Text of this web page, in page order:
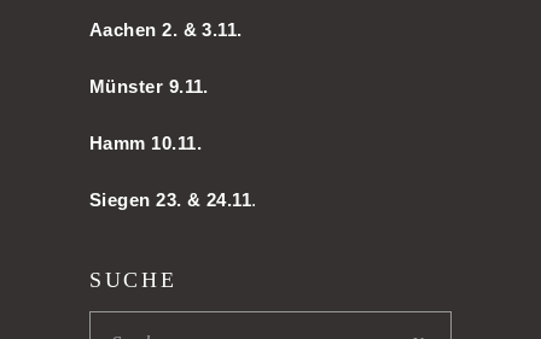
Aachen 2. & 3.11.
Münster 9.11.
Hamm 10.11.
Siegen 23. & 24.11.
SUCHE